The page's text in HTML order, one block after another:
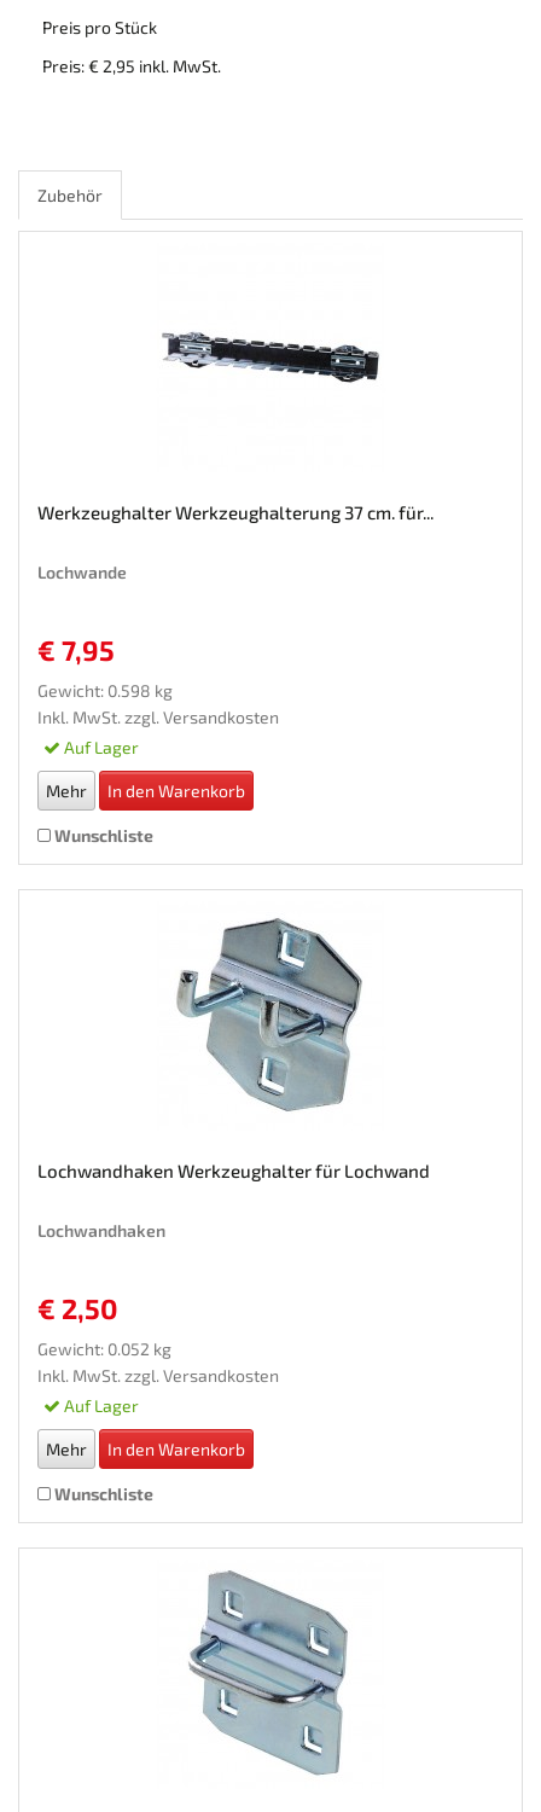
Preis pro Stück
Preis: € 2,95 inkl. MwSt.
Zubehör
Werkzeughalter Werkzeughalterung 37 cm. für...
Lochwande
€ 7,95
Gewicht: 0.598 kg
Inkl. MwSt. zzgl. Versandkosten
Auf Lager
Mehr In den Warenkorb
Wunschliste
Lochwandhaken Werkzeughalter für Lochwand
Lochwandhaken
€ 2,50
Gewicht: 0.052 kg
Inkl. MwSt. zzgl. Versandkosten
Auf Lager
Mehr In den Warenkorb
Wunschliste